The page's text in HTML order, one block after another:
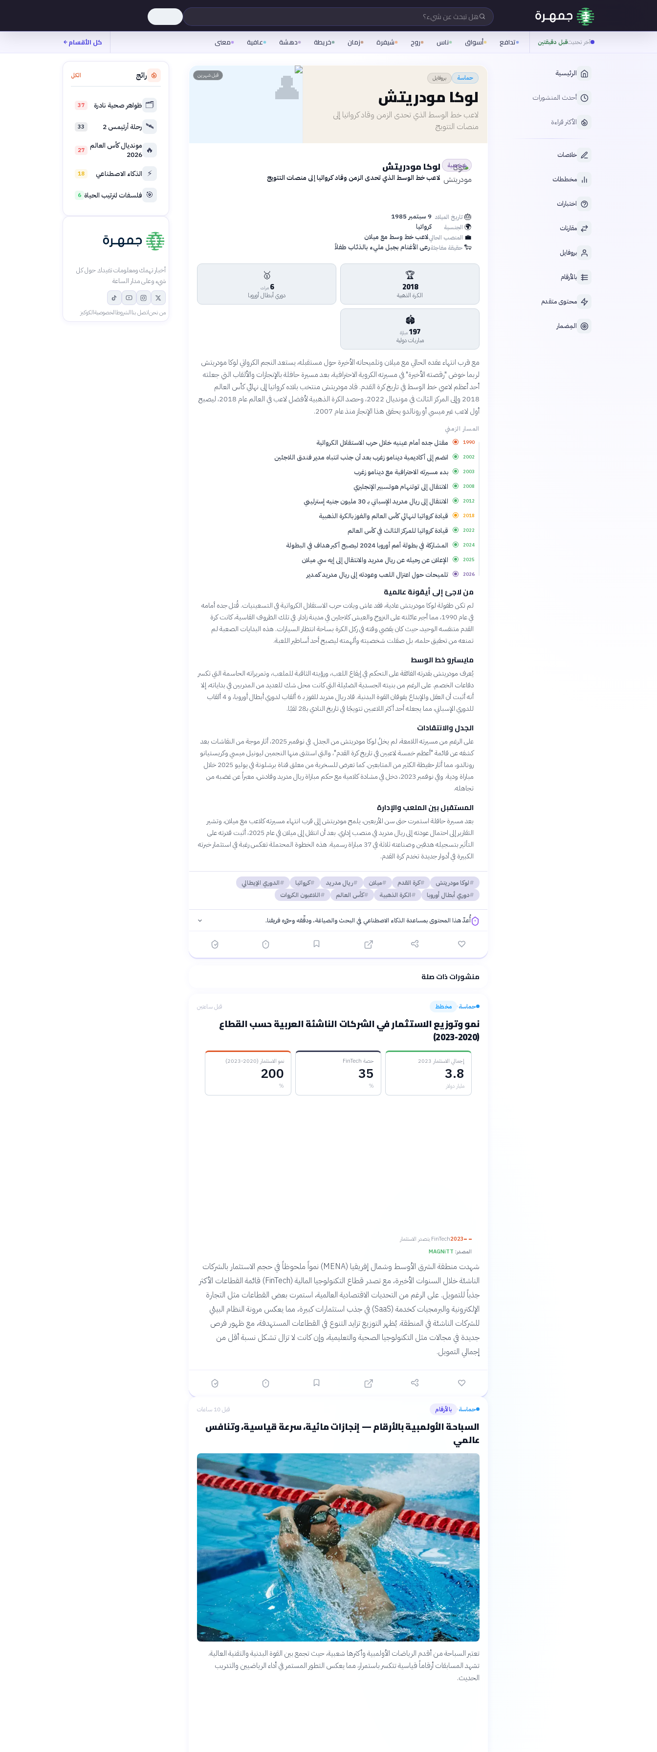
هل تبحث عن شيء؟
آخر تحديثقبل دقيقتين تدافع أسواق ناس روح شيفرة زمان خريطة دهشة عافية معنى كل الأقسام
الرئيسية
أحدث المنشورات
الأكثر قراءة
خلاصات
مخططات
اختبارات
مقارنات
بروفايل
بالأرقام
محتوى متقدم
المِضمار
حماسة بروفايل
لوكا مودريتش
لاعب خط الوسط الذي تحدى الزمن وقاد كرواتيا إلى
منصات التتويج
قبل شهرين 👤
شخصية لوكا مودريتش
لاعب خط الوسط الذي تحدى الزمن وقاد كرواتيا إلى منصات التتويج
🎂تاريخ الميلاد 9 سبتمبر 1985
🌍 الجنسية كرواتيا
💼 المنصب الحاليلاعب خط وسط مع ميلان
🐑 حقيقة مفاجئةرعى الأغنام بجبل مليء بالذئاب طفلاً
🏆
2018
الكرة الذهبية
🥇
6 مرات
دوري أبطال أوروبا
🏟️
197 مباراة
مباريات دولية
مع قرب انتهاء عقده الحالي مع ميلان وتلميحاته الأخيرة حول مستقبله، يستعد النجم الكرواتي لوكا مودريتش
لربما خوض "رقصته الأخيرة" في مسيرته الكروية الاحترافية، بعد مسيرة حافلة بالإنجازات والألقاب التي جعلته
أحد أعظم لاعبي خط الوسط في تاريخ كرة القدم. قاد مودريتش منتخب بلاده كرواتيا إلى نهائي كأس العالم
2018 وإلى المركز الثالث في مونديال 2022، وحصد الكرة الذهبية لأفضل لاعب في العالم عام 2018، ليصبح
أول لاعب غير ميسي أو رونالدو يحقق هذا الإنجاز منذ عام 2007.
المسار الزمني
1990 مقتل جده أمام عينيه خلال حرب الاستقلال الكرواتية
2002 انضم إلى أكاديمية دينامو زغرب بعد أن جذب انتباه مدير فندق اللاجئين
2003 بدء مسيرته الاحترافية مع دينامو زغرب
2008 الانتقال إلى توتنهام هوتسبير الإنجليزي
2012 الانتقال إلى ريال مدريد الإسباني بـ 30 مليون جنيه إسترليني
2018 قيادة كرواتيا لنهائي كأس العالم والفوز بالكرة الذهبية
2022 قيادة كرواتيا للمركز الثالث في كأس العالم
2024 المشاركة في بطولة أمم أوروبا 2024 ليصبح أكبر هداف في البطولة
2025 الإعلان عن رحيله عن ريال مدريد والانتقال إلى إيه سي ميلان
2026 تلميحات حول اعتزال اللعب وعودته إلى ريال مدريد كمدير
من لاجئ إلى أيقونة عالمية
لم تكن طفولة لوكا مودريتش عادية، فقد عاش ويلات حرب الاستقلال الكرواتية في التسعينيات. قُتل جده أمامه
في عام 1990، مما أجبر عائلته على النزوح والعيش كلاجئين في مدينة زادار. في تلك الظروف القاسية، كانت كرة
القدم متنفسه الوحيد، حيث كان يقضي وقته في ركل الكرة بساحة انتظار السيارات. هذه البدايات الصعبة لم
تمنعه من تحقيق حلمه، بل صقلت شخصيته وألهمته ليصبح أحد أساطير اللعبة.
مايسترو خط الوسط
يُعرف مودريتش بقدرته الفائقة على التحكم في إيقاع اللعب، ورؤيته الثاقبة للملعب، وتمريراته الحاسمة التي تكسر
دفاعات الخصم. على الرغم من بنيته الجسدية الضئيلة التي كانت محل شك للعديد من المدربين في بداياته، إلا
أنه أثبت أن العقل والإبداع يفوقان القوة البدنية. قاد ريال مدريد للفوز بـ 6 ألقاب لدوري أبطال أوروبا، و 4 ألقاب
للدوري الإسباني، مما يجعله أحد أكثر اللاعبين تتويجًا في تاريخ النادي بـ28 لقبًا.
الجدل والانتقادات
على الرغم من مسيرته اللامعة، لم يخلُ لوكا مودريتش من الجدل. في نوفمبر 2025، أثار موجة من النقاشات بعد
كشفه عن قائمة "أعظم خمسة لاعبين في تاريخ كرة القدم"، والتي استثنى منها النجمين ليونيل ميسي وكريستيانو
رونالدو، مما أثار حفيظة الكثير من المتابعين. كما تعرض للسخرية من معلق قناة برشلونة في يوليو 2025 خلال
مباراة ودية. وفي نوفمبر 2023، دخل في مشادة كلامية مع حكم مباراة ريال مدريد وقادش، معبراً عن غضبه من
تجاهله.
المستقبل بين الملعب والإدارة
بعد مسيرة حافلة استمرت حتى سن الأربعين، يلمح مودريتش إلى قرب انتهاء مسيرته كلاعب مع ميلان، وتشير
التقارير إلى احتمال عودته إلى ريال مدريد في منصب إداري. بعد أن انتقل إلى ميلان في عام 2025، أثبت قدرته على
التأثير بتسجيله هدفين وصناعته ثلاثة في 37 مباراة رسمية. هذه الخطوة المحتملة تعكس رغبة في استثمار خبرته
الكبيرة في أدوار جديدة تخدم كرة القدم.
لوكا مودريتش كرة القدم ميلان ريال مدريد كرواتيا
الدوري الإيطالي
دوري أبطال أوروبا
الكرة الذهبية كأس العالم اللاعبون الكروات
أُعدّ هذا المحتوى بمساعدة الذكاء الاصطناعي في البحث والصياغة، ودقّقه وحرّره فريقنا.
منشورات ذات صلة
حماسة› مخطط قبل ساعتين
نمو وتوزيع الاستثمار في الشركات الناشئة العربية حسب القطاع
(2020-2023)
إجمالي الاستثمار 2023
3.8
مليار دولار
حصة FinTech
35
%
نمو الاستثمار (2020-2023)
200
%
2023FinTech يتصدر الاستثمار
المصدر: MAGNiTT
شهدت منطقة الشرق الأوسط وشمال إفريقيا (MENA) نمواً ملحوظاً في حجم الاستثمار بالشركات
الناشئة خلال السنوات الأخيرة، مع تصدر قطاع التكنولوجيا المالية (FinTech) قائمة القطاعات الأكثر
جذباً للتمويل. على الرغم من التحديات الاقتصادية العالمية، استمرت بعض القطاعات مثل التجارة
الإلكترونية والبرمجيات كخدمة (SaaS) في جذب استثمارات كبيرة، مما يعكس مرونة النظام البيئي
للشركات الناشئة في المنطقة. يُظهر التوزيع تزايد التنوع في القطاعات المستهدفة، مع ظهور فرص
جديدة في مجالات مثل التكنولوجيا الصحية والتعليمية، وإن كانت لا تزال تشكل نسبة أقل من
إجمالي التمويل.
حماسة› بالأرقام قبل 10 ساعات
السباحة الأولمبية بالأرقام — إنجازات مائية، سرعة قياسية، وتنافس
عالمي
تعتبر السباحة من أقدم الرياضات الأولمبية وأكثرها شعبية، حيث تجمع بين القوة البدنية والتقنية العالية.
تشهد المسابقات أرقاماً قياسية تتكسر باستمرار، مما يعكس التطور المستمر في أداء الرياضيين والتدريب
الحديث.
رائج الكل
🗂️ ظواهر صحية نادرة 37
🛰️ رحلة أرتيمس 2 33
🔥 مونديال كأس العالم
2026
27
⚡ الذكاء الاصطناعي 18
🎯 فلسفات لترتيب الحياة 6
أخبار تهمك ومعلومات تفيدك حول كل
شيء وعلى مدار الساعة
من نحناتصل بناالشروطالخصوصيةالكوكيز